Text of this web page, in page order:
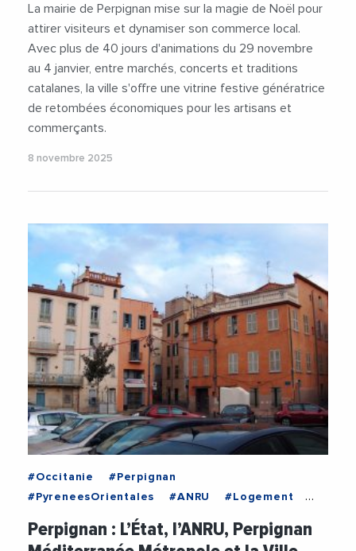
La mairie de Perpignan mise sur la magie de Noël pour
attirer visiteurs et dynamiser son commerce local.
Avec plus de 40 jours d'animations du 29 novembre
au 4 janvier, entre marchés, concerts et traditions
catalanes, la ville s'offre une vitrine festive génératrice
de retombées économiques pour les artisans et
commerçants.
8 novembre 2025
#Occitanie
#Perpignan
#PyreneesOrientales
#ANRU
#Logement
#PerpignanMediterraneeMetropole
#VilleDePerpignan
Perpignan : L’État, l’ANRU, Perpignan